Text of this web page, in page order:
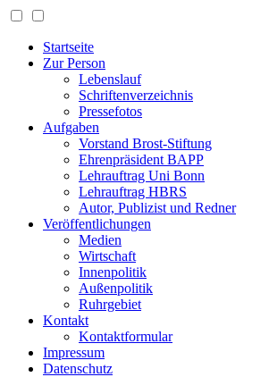
Startseite
Zur Person
Lebenslauf
Schriftenverzeichnis
Pressefotos
Aufgaben
Vorstand Brost-Stiftung
Ehrenpräsident BAPP
Lehrauftrag Uni Bonn
Lehrauftrag HBRS
Autor, Publizist und Redner
Veröffentlichungen
Medien
Wirtschaft
Innenpolitik
Außenpolitik
Ruhrgebiet
Kontakt
Kontaktformular
Impressum
Datenschutz